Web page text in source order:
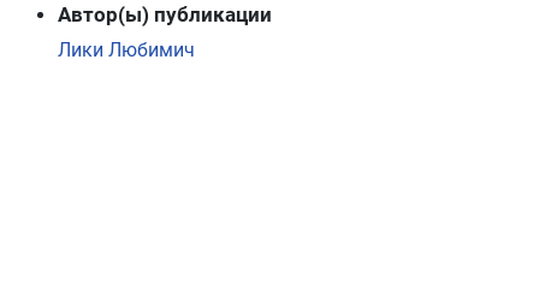
Автор(ы) публикации
Лики Любимич